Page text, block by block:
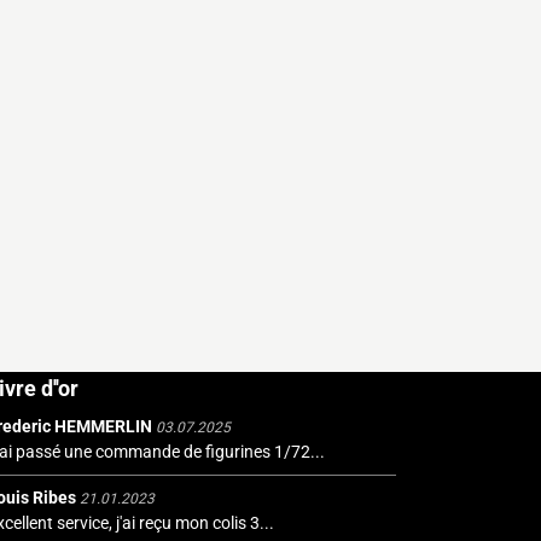
d''or
HEMMERLIN 03.07.2025
passé une commande de figurines 1/72...
Ribes 21.01.2023
service, j'ai reçu mon colis 3...